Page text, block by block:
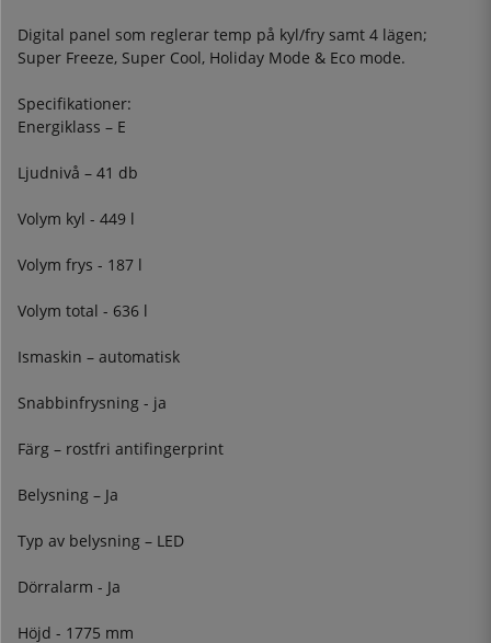
Digital panel som reglerar temp på kyl/fry samt 4 lägen;
Super Freeze, Super Cool, Holiday Mode & Eco mode.
Specifikationer:
Energiklass – E
Ljudnivå – 41 db
Volym kyl - 449 l
Volym frys - 187 l
Volym total - 636 l
Ismaskin – automatisk
Snabbinfrysning - ja
Färg – rostfri antifingerprint
Belysning – Ja
Typ av belysning – LED
Dörralarm - Ja
Höjd - 1775 mm